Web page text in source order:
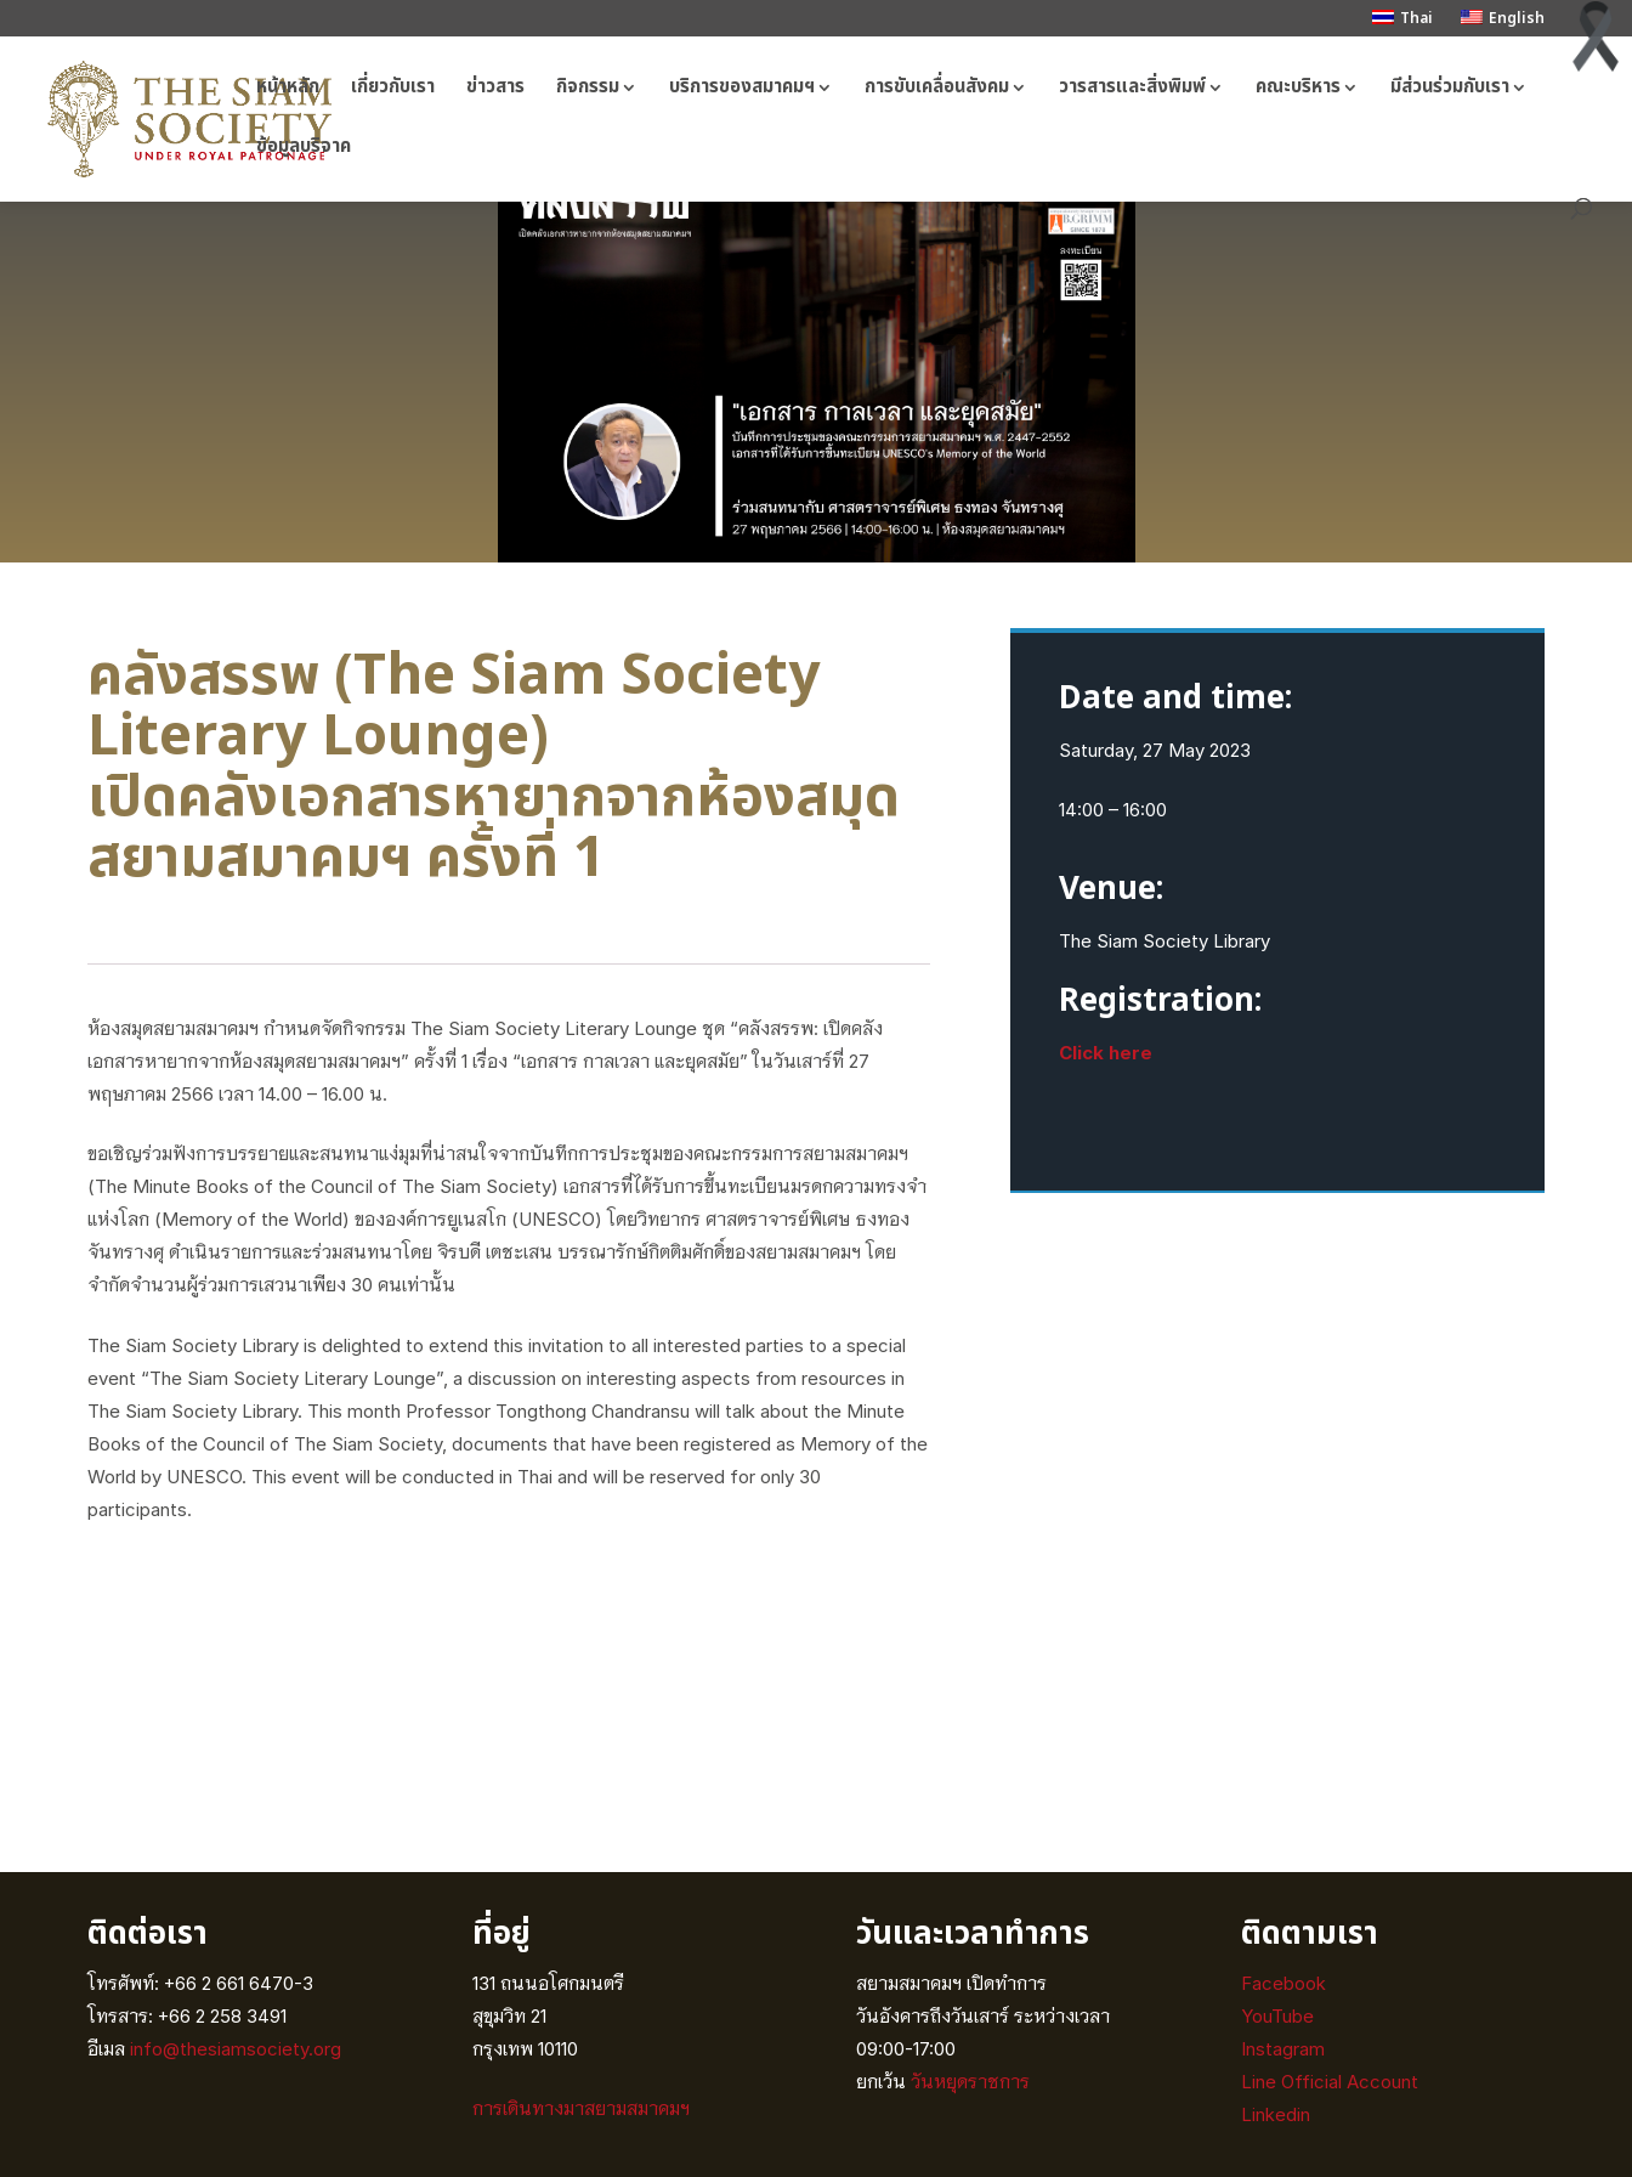
Thai English
หน้าหลัก เกี่ยวกับเรา ข่าวสาร กิจกรรม บริการของสมาคมฯ การขับเคลื่อนสังคม วารสารและสิ่งพิมพ์ คณะบริหาร มีส่วนร่วมกับเรา
ข้อมูลบริจาค
คลังสรรพ (The Siam Society
Literary Lounge)
เปิดคลังเอกสารหายากจากห้องสมุด
สยามสมาคมฯ ครั้งที่ 1
ห้องสมุดสยามสมาคมฯ กำหนดจัดกิจกรรม The Siam Society Literary Lounge ชุด “คลังสรรพ: เปิดคลัง
เอกสารหายากจากห้องสมุดสยามสมาคมฯ” ครั้งที่ 1 เรื่อง “เอกสาร กาลเวลา และยุคสมัย” ในวันเสาร์ที่ 27
พฤษภาคม 2566 เวลา 14.00 – 16.00 น.
ขอเชิญร่วมฟังการบรรยายและสนทนาแง่มุมที่น่าสนใจจากบันทึกการประชุมของคณะกรรมการสยามสมาคมฯ
(The Minute Books of the Council of The Siam Society) เอกสารที่ได้รับการขึ้นทะเบียนมรดกความทรงจำ
แห่งโลก (Memory of the World) ขององค์การยูเนสโก (UNESCO) โดยวิทยากร ศาสตราจารย์พิเศษ ธงทอง
จันทรางศุ ดำเนินรายการและร่วมสนทนาโดย จิรบดี เตชะเสน บรรณารักษ์กิตติมศักดิ์ของสยามสมาคมฯ โดย
จำกัดจำนวนผู้ร่วมการเสวนาเพียง 30 คนเท่านั้น
The Siam Society Library is delighted to extend this invitation to all interested parties to a special
event “The Siam Society Literary Lounge”, a discussion on interesting aspects from resources in
The Siam Society Library. This month Professor Tongthong Chandransu will talk about the Minute
Books of the Council of The Siam Society, documents that have been registered as Memory of the
World by UNESCO. This event will be conducted in Thai and will be reserved for only 30
participants.
Date and time:
Saturday, 27 May 2023
14:00 – 16:00
Venue:
The Siam Society Library
Registration:
Click here
ติดต่อเรา
โทรศัพท์: +66 2 661 6470-3
โทรสาร: +66 2 258 3491
อีเมล info@thesiamsociety.org
ที่อยู่
131 ถนนอโศกมนตรี
สุขุมวิท 21
กรุงเทพ 10110
การเดินทางมาสยามสมาคมฯ
วันและเวลาทำการ
สยามสมาคมฯ เปิดทำการ
วันอังคารถึงวันเสาร์ ระหว่างเวลา
09:00-17:00
ยกเว้น วันหยุดราชการ
ติดตามเรา
Facebook
YouTube
Instagram
Line Official Account
Linkedin